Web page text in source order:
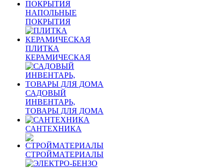
НАПОЛЬНЫЕ
ПОКРЫТИЯ
ПЛИТКА
КЕРАМИЧЕСКАЯ
САДОВЫЙ
ИНВЕНТАРЬ,
ТОВАРЫ ДЛЯ ДОМА
САНТЕХНИКА
СТРОЙМАТЕРИАЛЫ